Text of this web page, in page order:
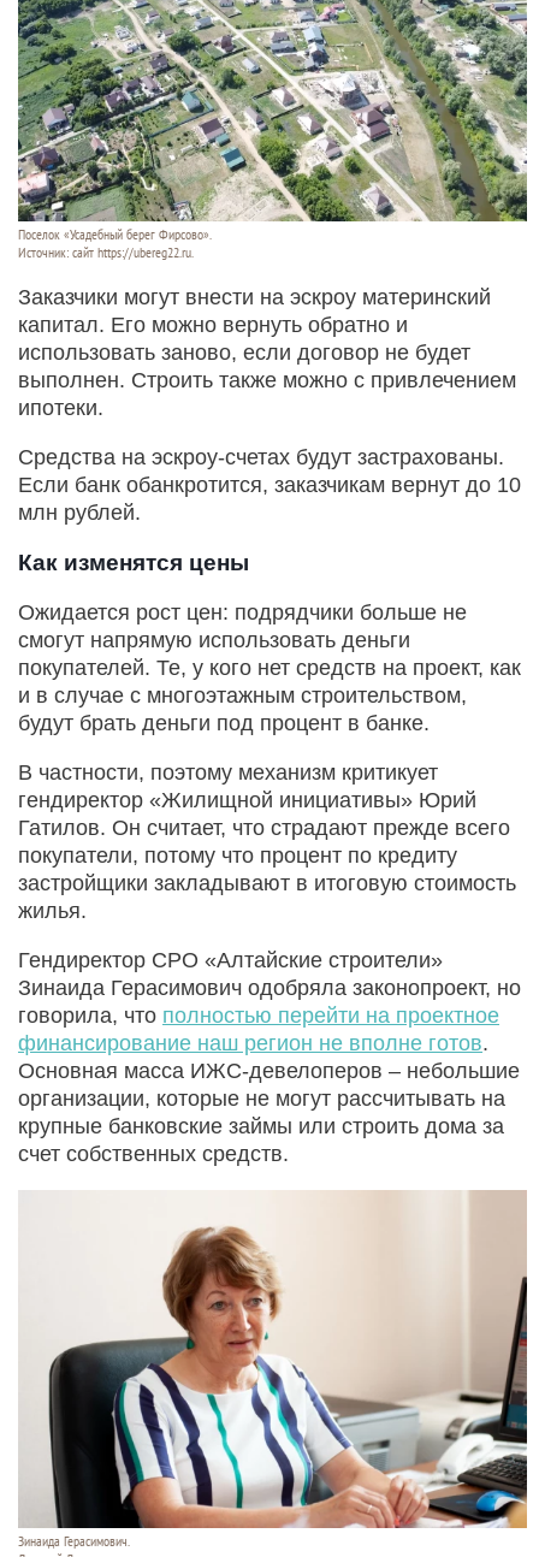
Поселок «Усадебный берег Фирсово».
Источник: сайт https://ubereg22.ru.
Заказчики могут внести на эскроу материнский
капитал. Его можно вернуть обратно и
использовать заново, если договор не будет
выполнен. Строить также можно с привлечением
ипотеки.
Средства на эскроу-счетах будут застрахованы.
Если банк обанкротится, заказчикам вернут до 10
млн рублей.
Как изменятся цены
Ожидается рост цен: подрядчики больше не
смогут напрямую использовать деньги
покупателей. Те, у кого нет средств на проект, как
и в случае с многоэтажным строительством,
будут брать деньги под процент в банке.
В частности, поэтому механизм критикует
гендиректор «Жилищной инициативы» Юрий
Гатилов. Он считает, что страдают прежде всего
покупатели, потому что процент по кредиту
застройщики закладывают в итоговую стоимость
жилья.
Гендиректор СРО «Алтайские строители»
Зинаида Герасимович одобряла законопроект, но
говорила, что полностью перейти на проектное
финансирование наш регион не вполне готов.
Основная масса ИЖС-девелоперов – небольшие
организации, которые не могут рассчитывать на
крупные банковские займы или строить дома за
счет собственных средств.
Зинаида Герасимович.